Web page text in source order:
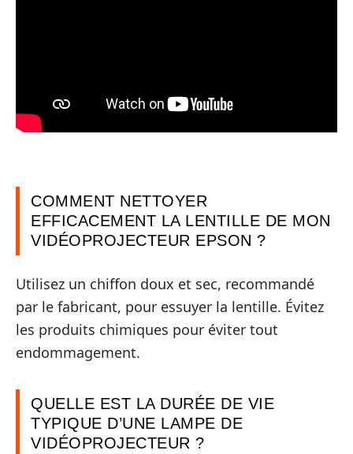
COMMENT NETTOYER
EFFICACEMENT LA LENTILLE DE MON
VIDÉOPROJECTEUR EPSON ?
Utilisez un chiffon doux et sec, recommandé
par le fabricant, pour essuyer la lentille. Évitez
les produits chimiques pour éviter tout
endommagement.
QUELLE EST LA DURÉE DE VIE
TYPIQUE D’UNE LAMPE DE
VIDÉOPROJECTEUR ?